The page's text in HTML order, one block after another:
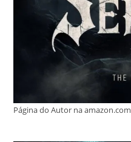
Página do Autor na amazon.com